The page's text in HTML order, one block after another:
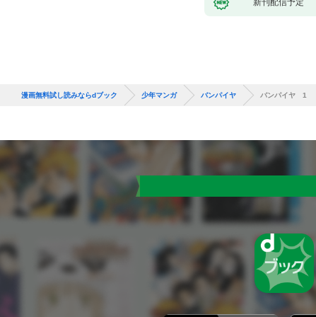
新刊配信予定
漫画無料試し読みならdブック 少年マンガ バンパイヤ バンパイヤ 1